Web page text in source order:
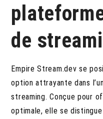
de
Empire Stream.dev se
option attrayante dans
streaming. Conçue pour
optimale, elle se